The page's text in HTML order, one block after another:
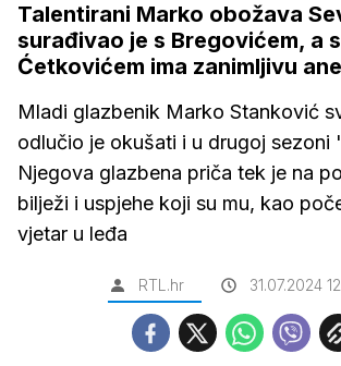
Talentirani Marko obožava
surađivao je s Bregovićem, a
Ćetkovićem ima zanimljivu
Mladi glazbenik Marko Stanković
odlučio je okušati i u drugoj sezoni
Njegova glazbena priča tek je na
bilježi i uspjehe koji su mu, kao
vjetar u leđa
RTL.hr 31.07.2024